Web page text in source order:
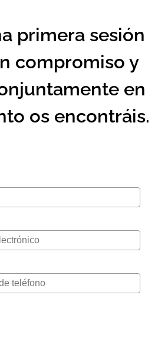
primera sesión
compromiso y
en
os encontráis.